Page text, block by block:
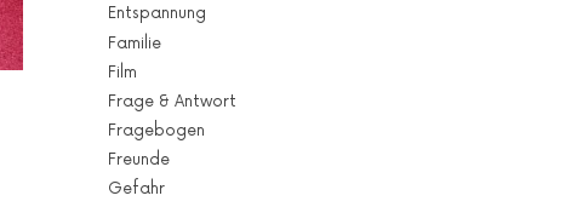
Entspannung
Familie
Film
Frage & Antwort
Fragebogen
Freunde
Gefahr